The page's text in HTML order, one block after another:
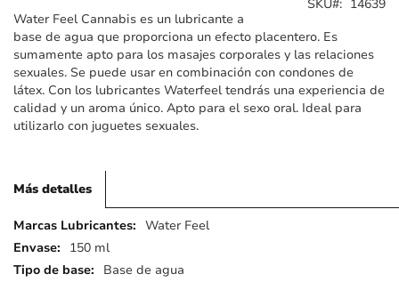
imágenes
SKU
14639
Water Feel Cannabis es un lubricante a
base de agua que proporciona un efecto placentero. Es
sumamente apto para los masajes corporales y las relaciones
sexuales. Se puede usar en combinación con condones de
látex. Con los lubricantes Waterfeel tendrás una experiencia de
calidad y un aroma único. Apto para el sexo oral. Ideal para
utilizarlo con juguetes sexuales.
Más detalles
Más
detalles
Water Feel
150 ml
Base de agua